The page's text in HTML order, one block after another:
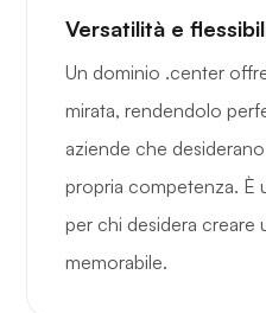
Versatilità e
Un dominio .center
mirata, rendendolo
aziende che
propria competenza. È
per chi desidera creare
memorabile.